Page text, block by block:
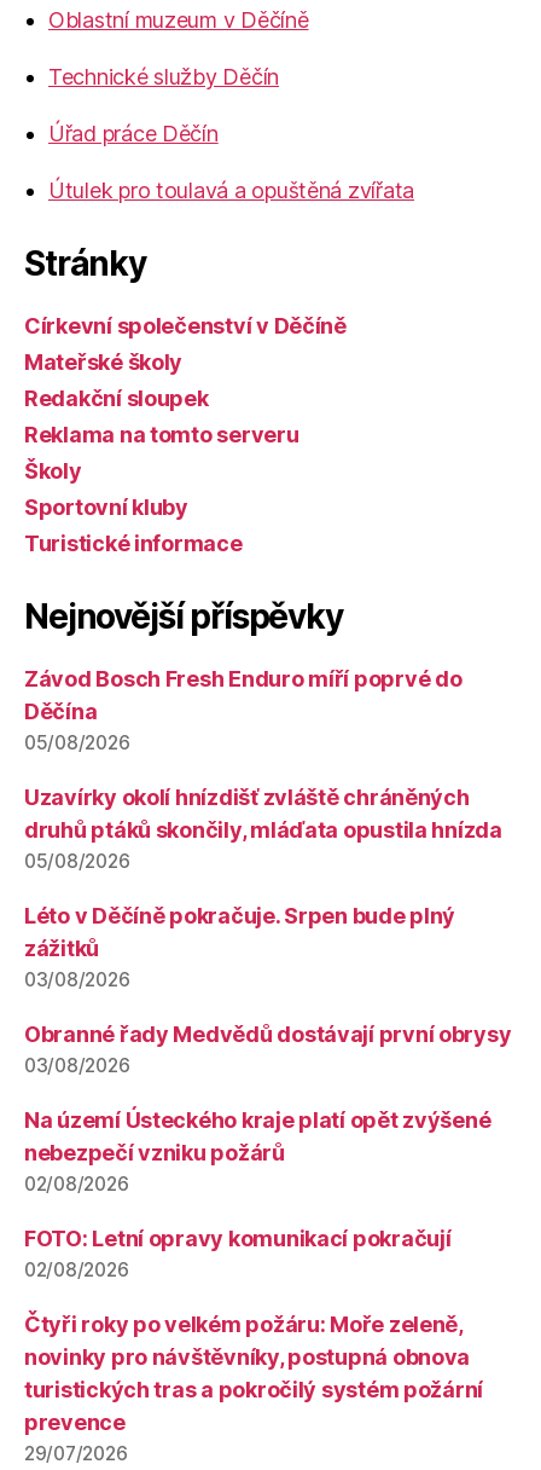
Oblastní muzeum v Děčíně
Technické služby Děčín
Úřad práce Děčín
Útulek pro toulavá a opuštěná zvířata
Stránky
Církevní společenství v Děčíně
Mateřské školy
Redakční sloupek
Reklama na tomto serveru
Školy
Sportovní kluby
Turistické informace
Nejnovější příspěvky
Závod Bosch Fresh Enduro míří poprvé do
Děčína
05/08/2026
Uzavírky okolí hnízdišť zvláště chráněných
druhů ptáků skončily, mláďata opustila hnízda
05/08/2026
Léto v Děčíně pokračuje. Srpen bude plný
zážitků
03/08/2026
Obranné řady Medvědů dostávají první obrysy
03/08/2026
Na území Ústeckého kraje platí opět zvýšené
nebezpečí vzniku požárů
02/08/2026
FOTO: Letní opravy komunikací pokračují
02/08/2026
Čtyři roky po velkém požáru: Moře zeleně,
novinky pro návštěvníky, postupná obnova
turistických tras a pokročilý systém požární
prevence
29/07/2026